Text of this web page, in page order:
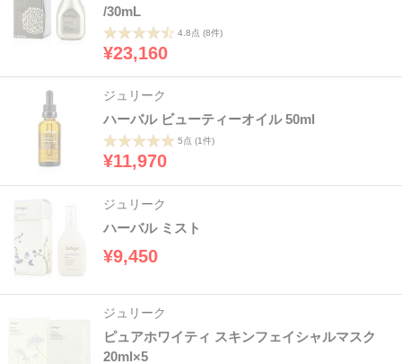
/30mL
4.8点 (8件)
¥23,160
ジュリーク
ハーバル ビューティーオイル 50ml
5点 (1件)
¥11,970
ジュリーク
ハーバル ミスト
¥9,450
ジュリーク
ピュアホワイティ スキンフェイシャルマスク
20ml×5